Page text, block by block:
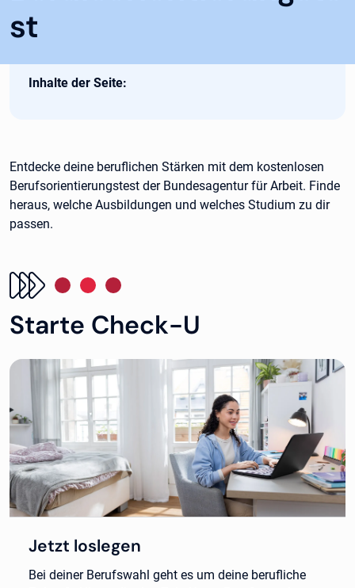
st
Inhalte der Seite:
Entdecke deine beruflichen Stärken mit dem kostenlosen
Berufsorientierungstest der Bundesagentur für Arbeit. Finde
heraus, welche Ausbildungen und welches Studium zu dir
passen.
Starte Check-U
Jetzt loslegen
Bei deiner Berufswahl geht es um deine berufliche